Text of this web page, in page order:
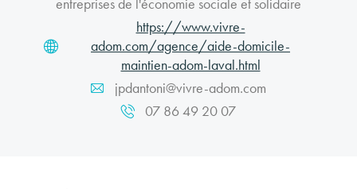
https://www.vivre-
adom.com/agence/aide-domicile-
maintien-adom-laval.html
jpdantoni@vivre-adom.com
07 86 49 20 07